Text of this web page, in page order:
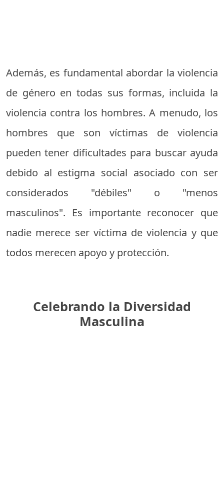
Además, es fundamental abordar la violencia
de género en todas sus formas, incluida la
violencia contra los hombres. A menudo, los
hombres que son víctimas de violencia
pueden tener dificultades para buscar ayuda
debido al estigma social asociado con ser
considerados "débiles" o "menos
masculinos". Es importante reconocer que
nadie merece ser víctima de violencia y que
todos merecen apoyo y protección.
Celebrando la Diversidad
Masculina